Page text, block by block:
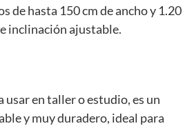
de hasta 150 cm de ancho y 1.20
inclinación ajustable.
usar en taller o estudio, es un
y muy duradero, ideal para